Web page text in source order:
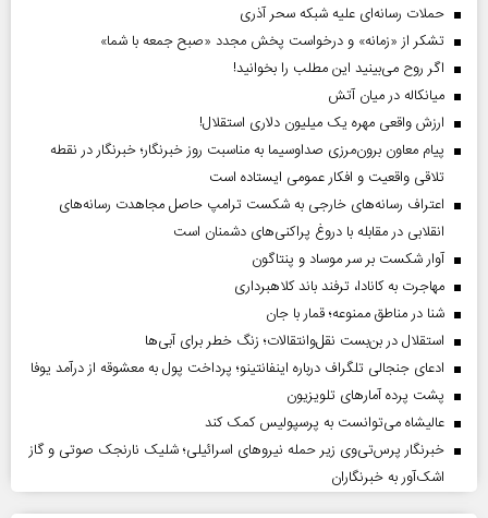
حملات رسانه‌ای علیه شبکه سحر آذری
تشکر از «زمانه» و درخواست پخش مجدد «صبح جمعه با شما»
اگر روح می‌بینید این مطلب را بخوانید!
میانکاله در میان آتش
ارزش واقعی مهره یک میلیون دلاری استقلال!
پیام معاون برون‌مرزی صداوسیما به مناسبت روز خبرنگار؛ خبرنگار در نقطه
تلاقی واقعیت و افکار عمومی ایستاده است
اعتراف رسانه‌های خارجی به شکست ترامپ حاصل مجاهدت رسانه‌های
انقلابی در مقابله با دروغ پراکنی‌های دشمنان است
آوار شکست بر سر موساد و پنتاگون
مهاجرت به کانادا، ترفند باند کلاهبرداری
شنا در مناطق ممنوعه؛ قمار با جان
استقلال در بن‌بست نقل‌وانتقالات؛ زنگ خطر برای آبی‌ها
ادعای جنجالی تلگراف درباره اینفانتینو؛ پرداخت پول به معشوقه از درآمد یوفا
پشت پرده آمارهای تلویزیون
عالیشاه می‌توانست به پرسپولیس کمک کند
خبرنگار پرس‌تی‌وی زیر حمله نیروهای اسرائیلی؛ شلیک نارنجک صوتی و گاز
اشک‌آور به خبرنگاران